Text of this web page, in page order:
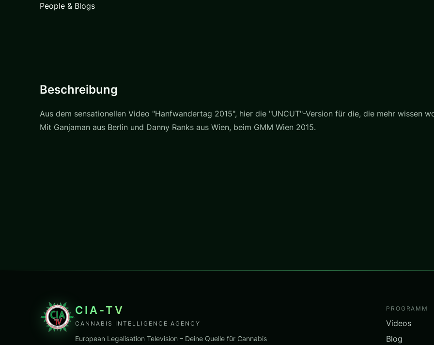
People & Blogs
Beschreibung
Aus dem sensationellen Video "Hanfwandertag 2015", hier die "UNCUT"-Version für die, die mehr wissen
Mit Ganjaman aus Berlin und Danny Ranks aus Wien, beim GMM Wien 2015.
CIA-TV
CANNABIS INTELLIGENCE AGENCY
European Legalisation Television – Deine Quelle für Cannabis
PROGRAMM
Videos
Blog